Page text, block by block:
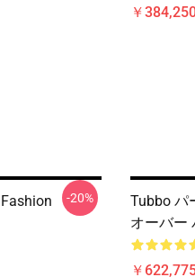
￥
-20%
Tubbo パ
オーバー
￥